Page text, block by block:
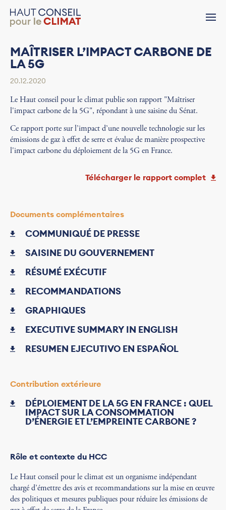
MAÎTRISER L’IMPACT CARBONE DE
LA 5G
20.12.2020
Le Haut conseil pour le climat publie son rapport "Maîtriser
l'impact carbone de la 5G", répondant à une saisine du Sénat.
Ce rapport porte sur l’impact d’une nouvelle technologie sur les
émissions de gaz à effet de serre et évalue de manière prospective
l'impact carbone du déploiement de la 5G en France.
Télécharger le rapport complet
Documents complémentaires
COMMUNIQUÉ DE PRESSE
SAISINE DU GOUVERNEMENT
RÉSUMÉ EXÉCUTIF
RECOMMANDATIONS
GRAPHIQUES
EXECUTIVE SUMMARY IN ENGLISH
RESUMEN EJECUTIVO EN ESPAÑOL
Contribution extérieure
DÉPLOIEMENT DE LA 5G EN FRANCE : QUEL
IMPACT SUR LA CONSOMMATION
D’ÉNERGIE ET L’EMPREINTE CARBONE ?
Rôle et contexte du HCC
Le Haut conseil pour le climat est un organisme indépendant
chargé d’émettre des avis et recommandations sur la mise en œuvre
des politiques et mesures publiques pour réduire les émissions de